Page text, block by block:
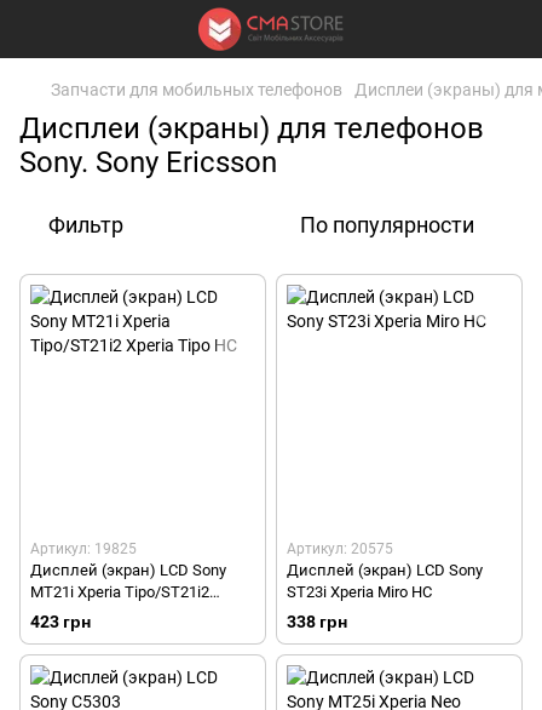
Запчасти для мобильных телефонов Дисплеи (экраны) для
Дисплеи (экраны) для телефонов
Sony. Sony Ericsson
Фильтр По популярности
Артикул: 19825
Дисплей (экран) LCD Sony
MT21i Xperia Tipo/ST21i2
Xperia Tipo HC
423 грн
Артикул: 20575
Дисплей (экран) LCD Sony
ST23i Xperia Miro HC
338 грн